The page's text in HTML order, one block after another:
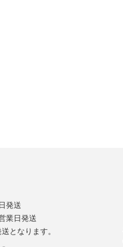
発送
業日発送
となります。